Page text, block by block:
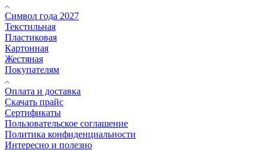
Символ года 2027
Текстильная
Пластиковая
Картонная
Жестяная
Покупателям
Оплата и доставка
Скачать прайс
Сертификаты
Пользовательское соглашение
Политика конфиденциальности
Интересно и полезно